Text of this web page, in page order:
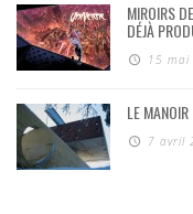
MIROIRS
DÉJÀ
15 mai
LE
7 avril